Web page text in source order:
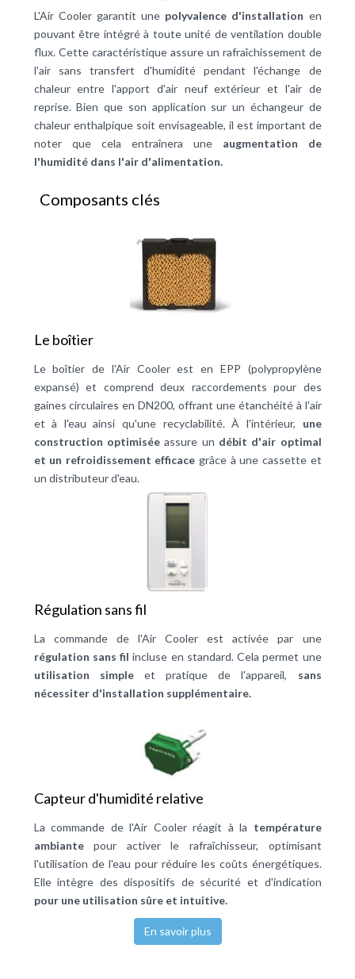
L'Air Cooler garantit une polyvalence d'installation en
pouvant être intégré à toute unité de ventilation double
flux. Cette caractéristique assure un rafraîchissement de
l'air sans transfert d'humidité pendant l'échange de
chaleur entre l'apport d'air neuf extérieur et l'air de
reprise. Bien que son application sur un échangeur de
chaleur enthalpique soit envisageable, il est important de
noter que cela entraînera une augmentation de
l'humidité dans l'air d'alimentation.
Composants clés
Le boîtier
Le boîtier de l'Air Cooler est en EPP (polypropylène
expansé) et comprend deux raccordements pour des
gaines circulaires en DN200, offrant une étanchéité à l'air
et à l'eau ainsi qu'une recyclabilité. À l'intérieur, une
construction optimiséeassure un débit d'air optimal
et un refroidissement efficace grâce à une cassette et
un distributeur d'eau.
Régulation sans fil
La commande de l'Air Cooler est activée par une
régulation sans filincluse en standard. Cela permet une
utilisation simple et pratique de l'appareil, sans
nécessiter d'installation supplémentaire.
Capteur d'humidité relative
La commande de l'Air Cooler réagit à la température
ambiantepour activer le rafraîchisseur, optimisant
l'utilisation de l'eau pour réduire les coûts énergétiques.
Elle intègre des dispositifs de sécurité et d'indication
pour une utilisation sûre et intuitive.
En savoir plus